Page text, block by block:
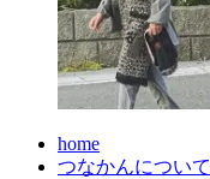
home
つなかんについて